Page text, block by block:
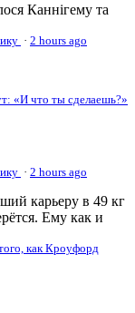
Каннігему та
· 2 hours ago
«И что ты сделаешь?»
· 2 hours ago
карьеру в 49 кг
Ему как и
как Кроуфорд